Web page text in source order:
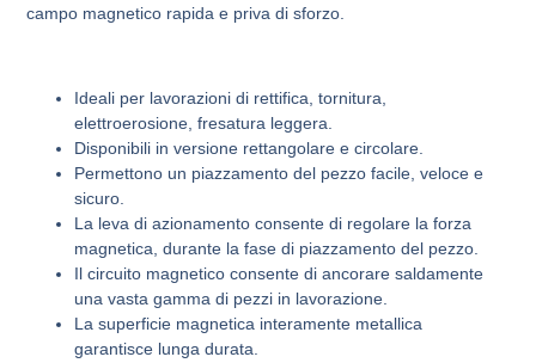
campo magnetico rapida e priva di sforzo.
Ideali per lavorazioni di rettifica, tornitura,
elettroerosione, fresatura leggera.
Disponibili in versione rettangolare e circolare.
Permettono un piazzamento del pezzo facile, veloce e
sicuro.
La leva di azionamento consente di regolare la forza
magnetica, durante la fase di piazzamento del pezzo.
Il circuito magnetico consente di ancorare saldamente
una vasta gamma di pezzi in lavorazione.
La superficie magnetica interamente metallica
garantisce lunga durata.